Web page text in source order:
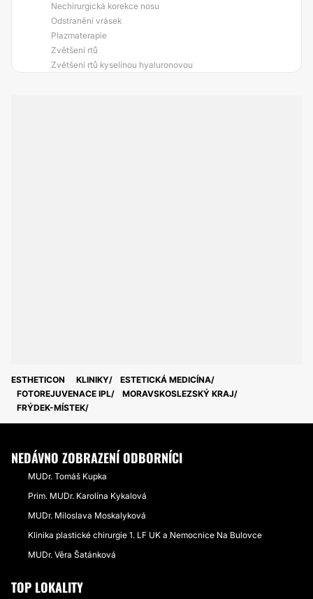
Nechirurgická korekce nosu
Odstranění vrásek
Plazmaterapie
Zvětšení rtů
Zvětšení rtů kyselinou hyaluronovou
ESTHETICON KLINIKY
ESTETICKÁ MEDICÍNA
FOTOREJUVENACE IPL
MORAVSKOSLEZSKÝ KRAJ
FRÝDEK-MÍSTEK
NEDÁVNO ZOBRAZENÍ ODBORNÍCI
MUDr. Tomáš Kupka
Prim. MUDr. Karolína Kykalová
MUDr. Miloslava Moskalyková
Klinika plastické chirurgie 1. LF UK a Nemocnice Na Bulovce
MUDr. Věra Šatánková
TOP LOKALITY